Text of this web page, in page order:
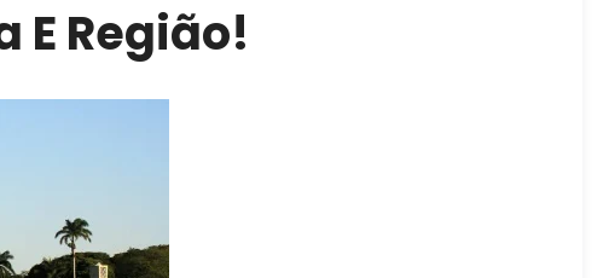
E Região!